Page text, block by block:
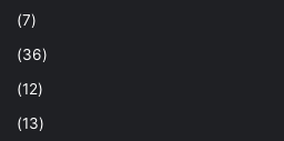
(7)
(36)
(12)
(13)